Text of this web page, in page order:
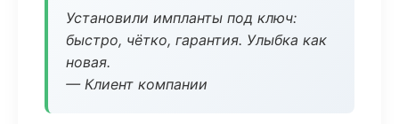
Установили импланты под ключ:
быстро, чётко, гарантия. Улыбка как
новая.
— Клиент компании